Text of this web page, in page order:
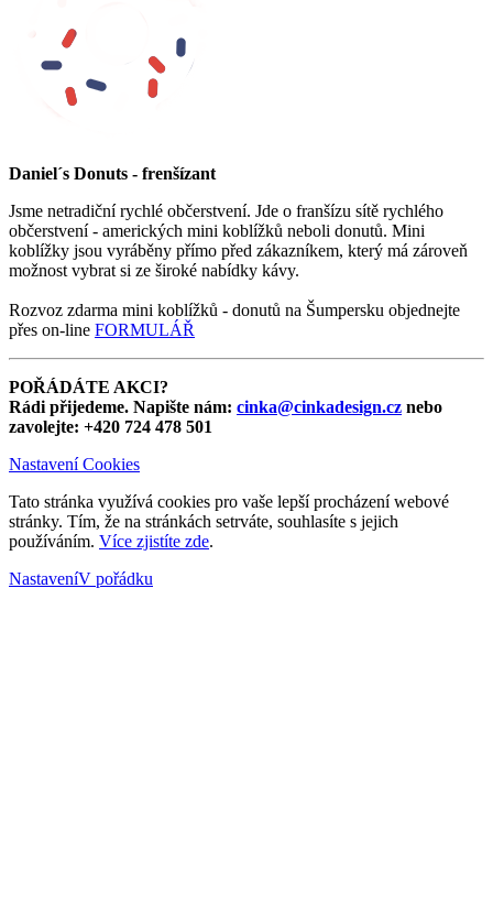
Daniel´s Donuts - frenšízant
Jsme netradiční rychlé občerstvení. Jde o franšízu sítě rychlého
občerstvení - amerických mini koblížků neboli donutů. Mini
koblížky jsou vyráběny přímo před zákazníkem, který má zároveň
možnost vybrat si ze široké nabídky kávy.
Rozvoz zdarma mini koblížků - donutů na Šumpersku objednejte
přes on-line FORMULÁŘ
POŘÁDÁTE AKCI?
Rádi přijedeme. Napište nám: cinka@cinkadesign.cz nebo
zavolejte: +420 724 478 501
Nastavení Cookies
Tato stránka využívá cookies pro vaše lepší procházení webové
stránky. Tím, že na stránkách setrváte, souhlasíte s jejich
používáním. Více zjistíte zde.
NastaveníV pořádku